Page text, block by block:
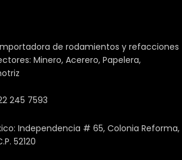
de rodamientos y refacciones
Minero, Acerero, Papelera,
245 7593
Independencia # 65, Colonia Reforma,
52120